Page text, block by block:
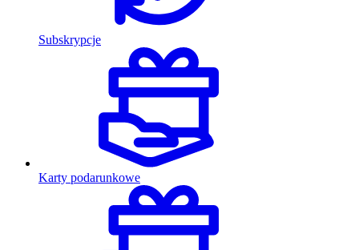
Subskrypcje
Karty podarunkowe